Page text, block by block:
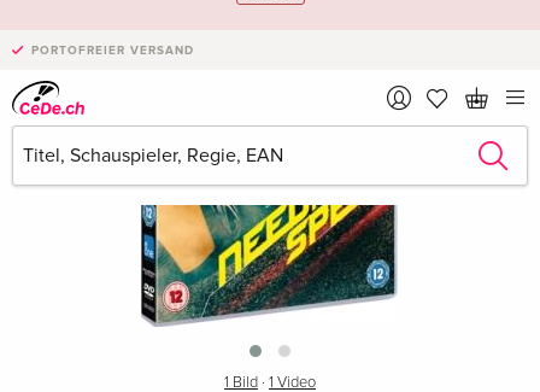
PORTOFREIER VERSAND
1 Bild · 1 Video